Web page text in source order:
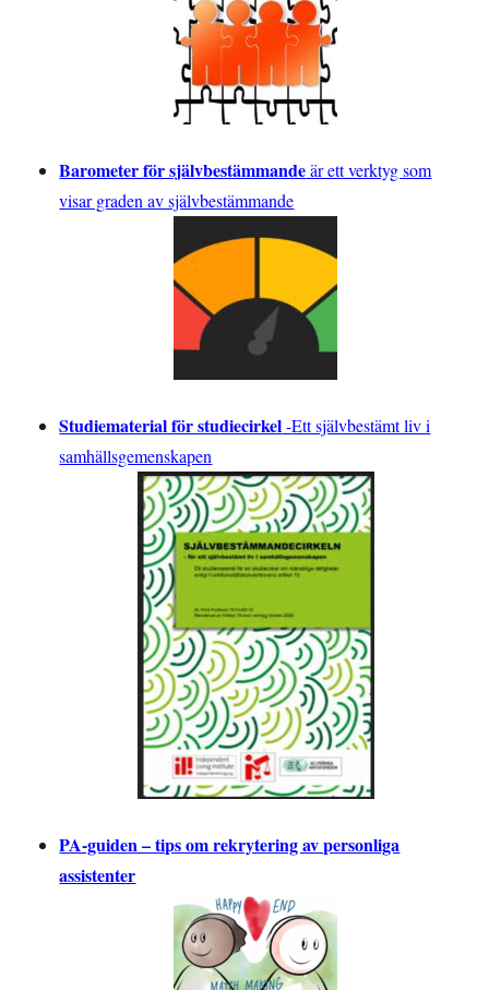
Barometer för självbestämmandeär ett verktyg som
visar graden av självbestämmande
Studiematerial för studiecirkel-Ett självbestämt liv i
samhällsgemenskapen
PA-guiden – tips om rekrytering av personliga
assistenter